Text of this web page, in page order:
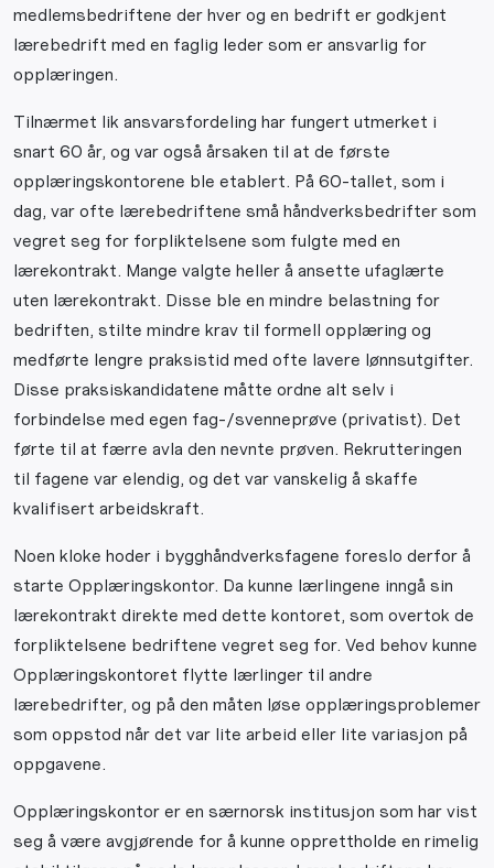
medlemsbedriftene der hver og en bedrift er godkjent
lærebedrift med en faglig leder som er ansvarlig for
opplæringen.
Tilnærmet lik ansvarsfordeling har fungert utmerket i
snart 60 år, og var også årsaken til at de første
opplæringskontorene ble etablert. På 60-tallet, som i
dag, var ofte lærebedriftene små håndverksbedrifter som
vegret seg for forpliktelsene som fulgte med en
lærekontrakt. Mange valgte heller å ansette ufaglærte
uten lærekontrakt. Disse ble en mindre belastning for
bedriften, stilte mindre krav til formell opplæring og
medførte lengre praksistid med ofte lavere lønnsutgifter.
Disse praksiskandidatene måtte ordne alt selv i
forbindelse med egen fag-/svenneprøve (privatist). Det
førte til at færre avla den nevnte prøven. Rekrutteringen
til fagene var elendig, og det var vanskelig å skaffe
kvalifisert arbeidskraft.
Noen kloke hoder i bygghåndverksfagene foreslo derfor å
starte Opplæringskontor. Da kunne lærlingene inngå sin
lærekontrakt direkte med dette kontoret, som overtok de
forpliktelsene bedriftene vegret seg for. Ved behov kunne
Opplæringskontoret flytte lærlinger til andre
lærebedrifter, og på den måten løse opplæringsproblemer
som oppstod når det var lite arbeid eller lite variasjon på
oppgavene.
Opplæringskontor er en særnorsk institusjon som har vist
seg å være avgjørende for å kunne opprettholde en rimelig